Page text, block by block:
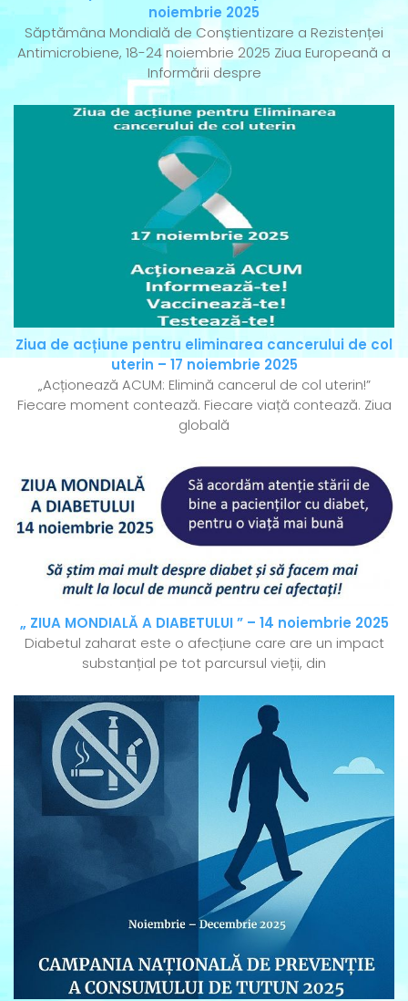
noiembrie 2025
Săptămâna Mondială de Conștientizare a Rezistenței
Antimicrobiene, 18-24 noiembrie 2025 Ziua Europeană a
Informării despre
Ziua de acțiune pentru eliminarea cancerului de col
uterin – 17 noiembrie 2025
„Acționează ACUM: Elimină cancerul de col uterin!”
Fiecare moment contează. Fiecare viață contează. Ziua
globală
„ ZIUA MONDIALĂ A DIABETULUI ” – 14 noiembrie 2025
Diabetul zaharat este o afecțiune care are un impact
substanțial pe tot parcursul vieții, din